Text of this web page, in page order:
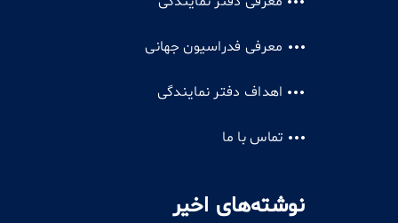
معرفی فدراسیون جهانی
اهداف دفتر نمایندگی
تماس با ما
نوشته‌های اخیر